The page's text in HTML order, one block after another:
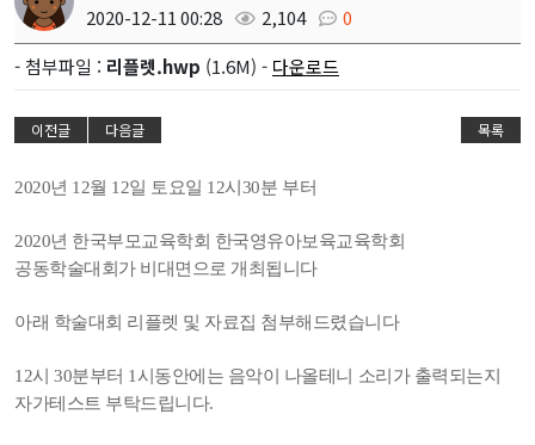
2020-12-11 00:28
2,104
0
- 첨부파일 : 리플렛.hwp (1.6M) - 다운로드
이전글 다음글 목록
2020년 12월 12일 토요일 12시30분 부터
2020년 한국부모교육학회 한국영유아보육교육학회
공동학술대회가 비대면으로 개최됩니다
아래 학술대회 리플렛 및 자료집 첨부해드렸습니다
12시 30분부터 1시동안에는 음악이 나올테니 소리가 출력되는지
자가테스트 부탁드립니다.